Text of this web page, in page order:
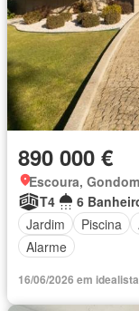
890 000 €
Escoura,
T4
6
Jardim
Piscina
Alarme
16/06/2026 em